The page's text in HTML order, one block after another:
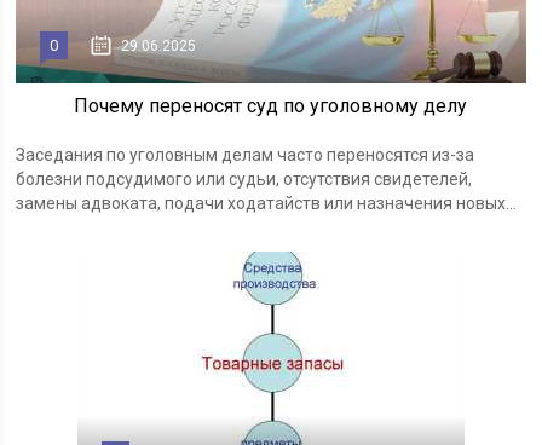
0 29.06.2025
Почему переносят суд по уголовному делу
Заседания по уголовным делам часто переносятся из-за
болезни подсудимого или судьи, отсутствия свидетелей,
замены адвоката, подачи ходатайств или назначения новых...